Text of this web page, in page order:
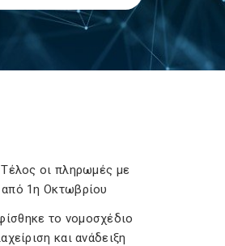
Τέλος οι πληρωμές με
από 1η Οκτωβρίου
το νομοσχέδιο
και ανάδειξη